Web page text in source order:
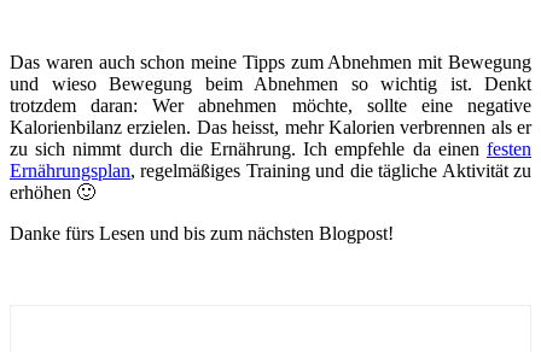
Das waren auch schon meine Tipps zum Abnehmen mit Bewegung
und wieso Bewegung beim Abnehmen so wichtig ist. Denkt
trotzdem daran: Wer abnehmen möchte, sollte eine negative
Kalorienbilanz erzielen. Das heisst, mehr Kalorien verbrennen als er
zu sich nimmt durch die Ernährung. Ich empfehle da einen festen
Ernährungsplan, regelmäßiges Training und die tägliche Aktivität zu
erhöhen 🙂
Danke fürs Lesen und bis zum nächsten Blogpost!